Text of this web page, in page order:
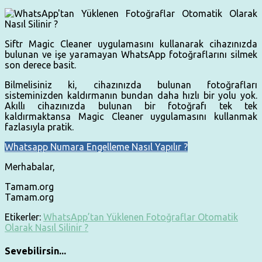
Siftr Magic Cleaner uygulamasını kullanarak cihazınızda
bulunan ve işe yaramayan WhatsApp fotoğraflarını silmek
son derece basit.
Bilmelisiniz ki, cihazınızda bulunan fotoğrafları
sisteminizden kaldırmanın bundan daha hızlı bir yolu yok.
Akıllı cihazınızda bulunan bir fotoğrafı tek tek
kaldırmaktansa Magic Cleaner uygulamasını kullanmak
fazlasıyla pratik.
Whatsapp Numara Engelleme Nasıl Yapılır ?
Merhabalar,
Tamam.org
Tamam.org
Etikerler: WhatsApp’tan Yüklenen Fotoğraflar Otomatik
Olarak Nasıl Silinir ?
Sevebilirsin...